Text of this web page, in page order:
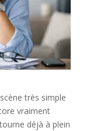
très simple
vraiment
déjà à plein